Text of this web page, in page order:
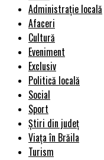
Administrație locală
Afaceri
Cultură
Eveniment
Exclusiv
Politică locală
Social
Sport
Știri din județ
Viața în Brăila
Turism